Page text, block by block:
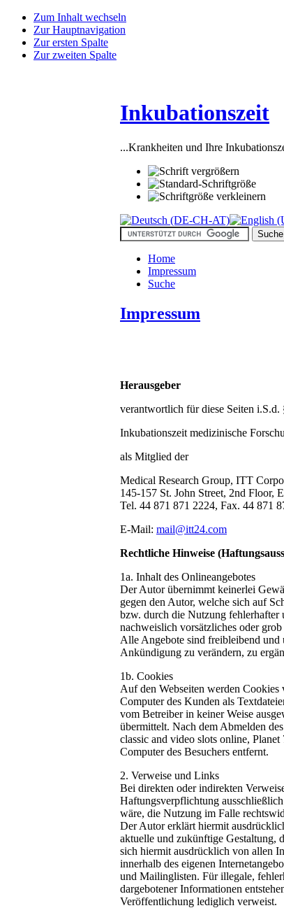
Zum Inhalt wechseln
Zur Hauptnavigation
Zur ersten Spalte
Zur zweiten Spalte
Inkubationszeit
...Krankheiten und Ihre
Home
Impressum
Suche
Impressum
Herausgeber
verantwortlich für diese Seiten
Inkubationszeit medizinische
als Mitglied der
Medical Research Group, ITT
145-157 St. John Street, 2nd Floor,
Tel. 44 871 871 2224, Fax. 44 871
E-Mail: mail@itt24.com
Rechtliche Hinweise
1a. Inhalt des Onlineangebotes
Der Autor übernimmt keinerlei
gegen den Autor, welche sich auf
bzw. durch die Nutzung fehlerhafter
nachweislich vorsätzliches oder
Alle Angebote sind freibleibend und
Ankündigung zu verändern, zu
1b. Cookies
Auf den Webseiten werden
Computer des Kunden als
vom Betreiber in keiner Weise
übermittelt. Nach dem Abmelden
classic and video slots online,
Computer des Besuchers entfernt.
2. Verweise und Links
Bei direkten oder indirekten
Haftungsverpflichtung
wäre, die Nutzung im Falle
Der Autor erklärt hiermit
aktuelle und zukünftige Gestaltung,
sich hiermit ausdrücklich von allen
innerhalb des eigenen
und Mailinglisten. Für illegale,
dargebotener Informationen
Veröffentlichung lediglich verweist.